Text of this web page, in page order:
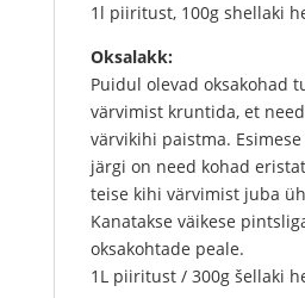
1l piiritust, 100g shellaki
Oksalakk:
Puidul olevad oksakohad
värvimist kruntida, et
värvikihi paistma.
järgi on need kohad
teise kihi värvimist juba
Kanatakse väikese
oksakohtade peale.
1L piiritust / 300g šellaki